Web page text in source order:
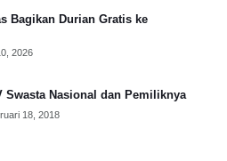
Bagikan Durian Gratis ke
2026
Swasta Nasional dan Pemiliknya
18, 2018